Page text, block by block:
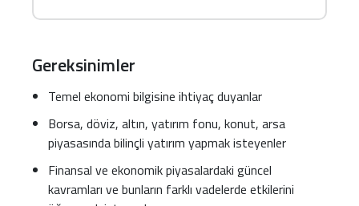
Konut fiyatlarının artacağını nasıl önceden tahmin
yapılabilir, arsa mı, otomobil mi döviz mi almalı
mıyım? gibi hayatınızla ilgili çok temel soruların
Kısacası bu eğitim sayesinde edindiğiniz
kazançlarla gerek şirketinizin gelirini, gerekse
evinizin refahını arttıracağınıza ve artık kimseye
ihtiyaç duymadan ister uzun ister kısa vadeli
Gereksinimler
Temel ekonomi bilgisine ihtiyaç duyanlar
Borsa, döviz, altın, yatırım fonu, konut, arsa
piyasasında bilinçli yatırım yapmak isteyenler
Finansal ve ekonomik piyasalardaki güncel
kavramları ve bunların farklı vadelerde etkilerini